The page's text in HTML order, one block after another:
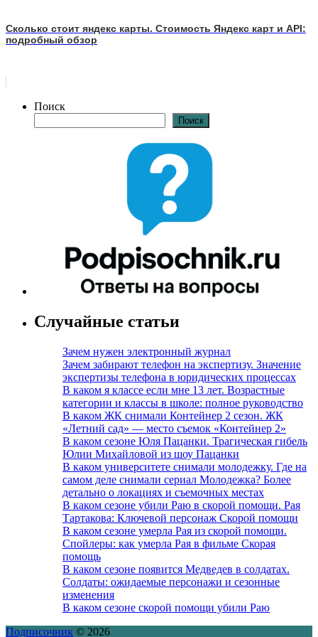
Сколько стоит яндекс карты. Стоимость Яндекс карт и API:
подробный обзор
Поиск
Поиск
Случайные статьи
Зачем нужен электронный журнал
Зачем забирают телефон на экспертизу. Значение
экспертизы телефона в юридических процессах
В каком я классе если мне 13 лет. Возрастные
категории и классы в школе: полное руководство
В каком ЖК снимали Контейнер 2 сезон. ЖК
«Летний сад» — место съемок «Контейнер 2»
В каком сезоне Юля Пацанки. Трагическая гибель
Юлии Михайловой из шоу Пацанки
В каком университете снимали молодежку. Где на
самом деле снимали сериал Молодежка? Более
детально о локациях и съемочных местах
В каком сезоне убили Раю в скорой помощи. Рая
Тартакова: Ключевой персонаж Скорой помощи
В каком сезоне умерла Рая из скорой помощи.
Спойлеры: как умерла Рая в фильме Скорая
помощь
В каком сезоне появится Медведев в солдатах.
Солдаты: ожидаемые персонажи и сезонные
изменения
В каком сезоне скорой помощи убили Раю
Подписочник © 2026